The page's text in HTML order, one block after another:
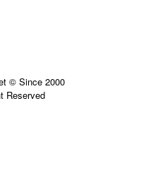
© Since 2000
Reserved